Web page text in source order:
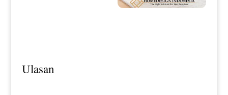
Ulasan